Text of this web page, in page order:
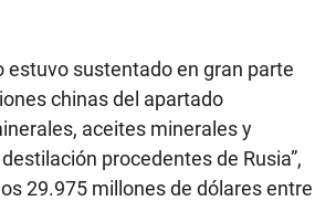
estuvo sustentado en gran parte
chinas del apartado
aceites minerales y
procedentes de Rusia”,
29.975 millones de dólares entre